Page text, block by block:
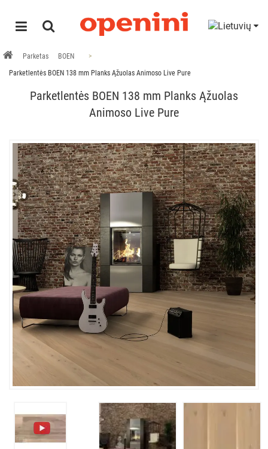
Parketas
BOEN
Parketlentės BOEN 138 mm Planks Ąžuolas Animoso Live Pure
Parketlentės BOEN 138 mm Planks Ąžuolas
Animoso Live Pure